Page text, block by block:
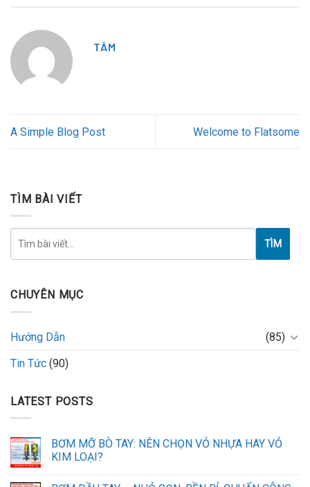
TÂM
A Simple Blog Post Welcome to Flatsome
TÌM BÀI VIẾT
TÌM
CHUYÊN MỤC
Hướng Dẫn
(85)
Tin Tức (90)
LATEST POSTS
BƠM MỠ BÒ TAY: NÊN CHỌN VỎ NHỰA HAY VỎ
KIM LOẠI?